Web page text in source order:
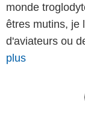
monde
êtres mutins, je
d'aviateurs ou
plus